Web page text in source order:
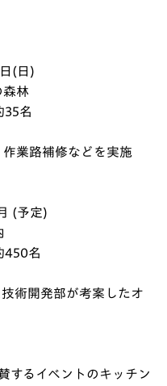
(日)
森林
35名
業路補修などを実施
(予定)
450名
術開発部が考案したオ
するイベントのキッチン